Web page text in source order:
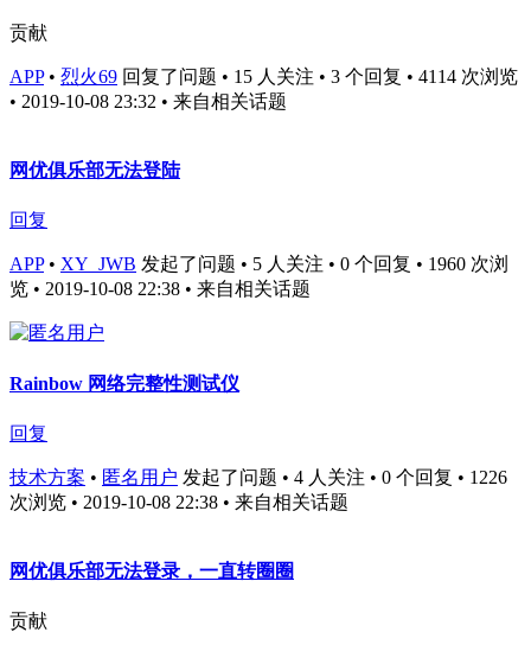
贡献
APP• 烈火69 回复了问题 • 15 人关注 • 3 个回复 • 4114 次浏览
• 2019-10-08 23:32 • 来自相关话题
网优俱乐部无法登陆
回复
APP• XY_JWB 发起了问题 • 5 人关注 • 0 个回复 • 1960 次浏
览 • 2019-10-08 22:38 • 来自相关话题
Rainbow 网络完整性测试仪
回复
技术方案 • 匿名用户 发起了问题 • 4 人关注 • 0 个回复 • 1226
次浏览 • 2019-10-08 22:38 • 来自相关话题
网优俱乐部无法登录，一直转圈圈
贡献